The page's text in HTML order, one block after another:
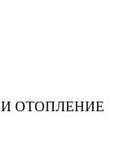
ОТОПЛЕНИЕ